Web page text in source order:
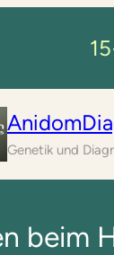
Genetik und
beim